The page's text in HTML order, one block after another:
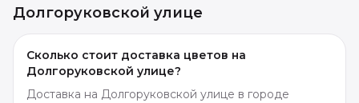
Долгоруковской улице
Сколько стоит доставка цветов на
Долгоруковской улице?
Доставка на Долгоруковской улице в городе